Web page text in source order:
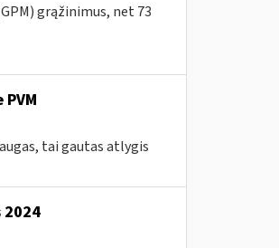
grąžinimus, net 73
tai gautas atlygis